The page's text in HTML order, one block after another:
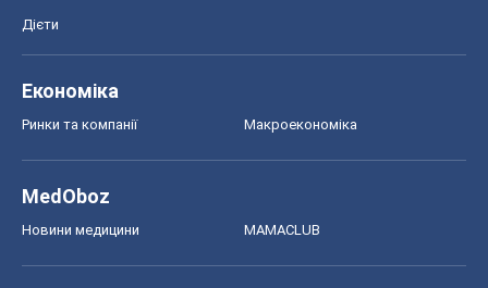
Дієти
Економіка
Ринки та компанії Макроекономіка
MedOboz
Новини медицини MAMACLUB